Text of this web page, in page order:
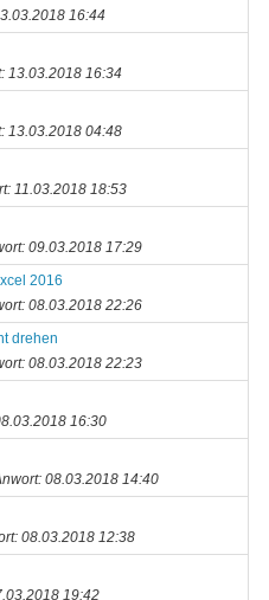
16:44
13.03.2018 16:34
13.03.2018 04:48
11.03.2018 18:53
09.03.2018 17:29
2016
08.03.2018 22:26
drehen
08.03.2018 22:23
16:30
08.03.2018 14:40
08.03.2018 12:38
19:42